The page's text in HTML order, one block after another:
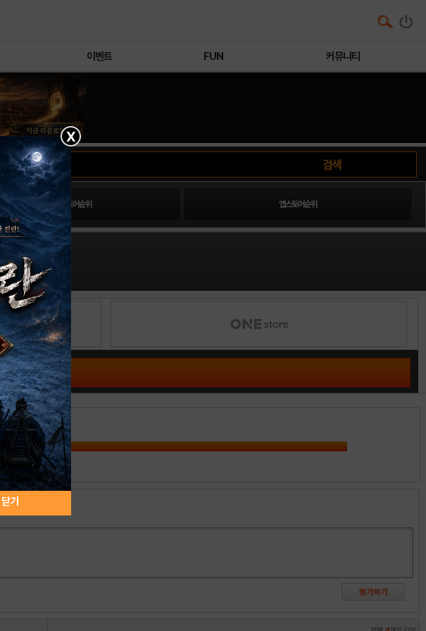
이벤트 FUN 커뮤니티
PLAY스토어순위 앱스토어순위
X
닫기